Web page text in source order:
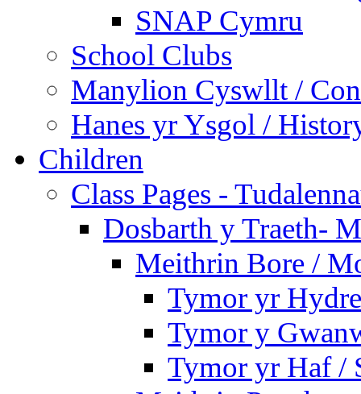
SNAP Cymru
School Clubs
Manylion Cyswllt /
Hanes yr Ysgol /
Children
Class Pages -
Dosbarth y Traeth-
Meithrin Bore /
Tymor yr
Tymor y
Tymor yr Haf /